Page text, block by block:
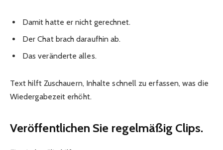
Damit hatte er nicht gerechnet.
Der Chat brach daraufhin ab.
Das veränderte alles.
Text hilft Zuschauern, Inhalte schnell zu erfassen, was die
Wiedergabezeit erhöht.
Veröffentlichen Sie regelmäßig Clips.